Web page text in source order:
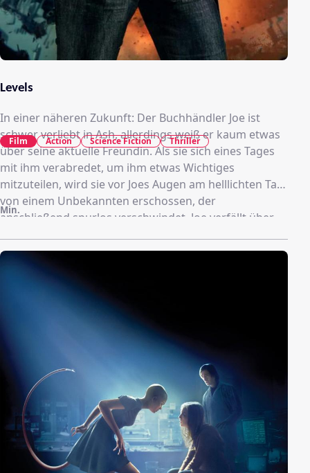
Levels
In einer näheren Zukunft: Der Buchhändler Joe ist
schwer verliebt in Ash, allerdings weiß er kaum etwas
über seine aktuelle Freundin. Als sie sich eines Tages
mit ihm verabredet, um ihm etwas Wichtiges
mitzuteilen, wird sie vor Joes Augen am helllichten Tag
von einem Unbekannten erschossen, der
anschließend spurlos verschwindet. Joe verfällt über
alter Bekannter Oliver, der einen Zeitungsstand
betreibt, kann ihn nicht aufmuntern. Als es ihm immer
dreckiger geht, beschließt Joe seinem Leben ein Ende
zu setzen – und merkt erst in diesem Moment, das
alles, was er bisher zu wissen geglaubt hat,
möglicherweise auf einer gigantischen Lüge basiert.
Min.
Film Action Science Fiction Thriller